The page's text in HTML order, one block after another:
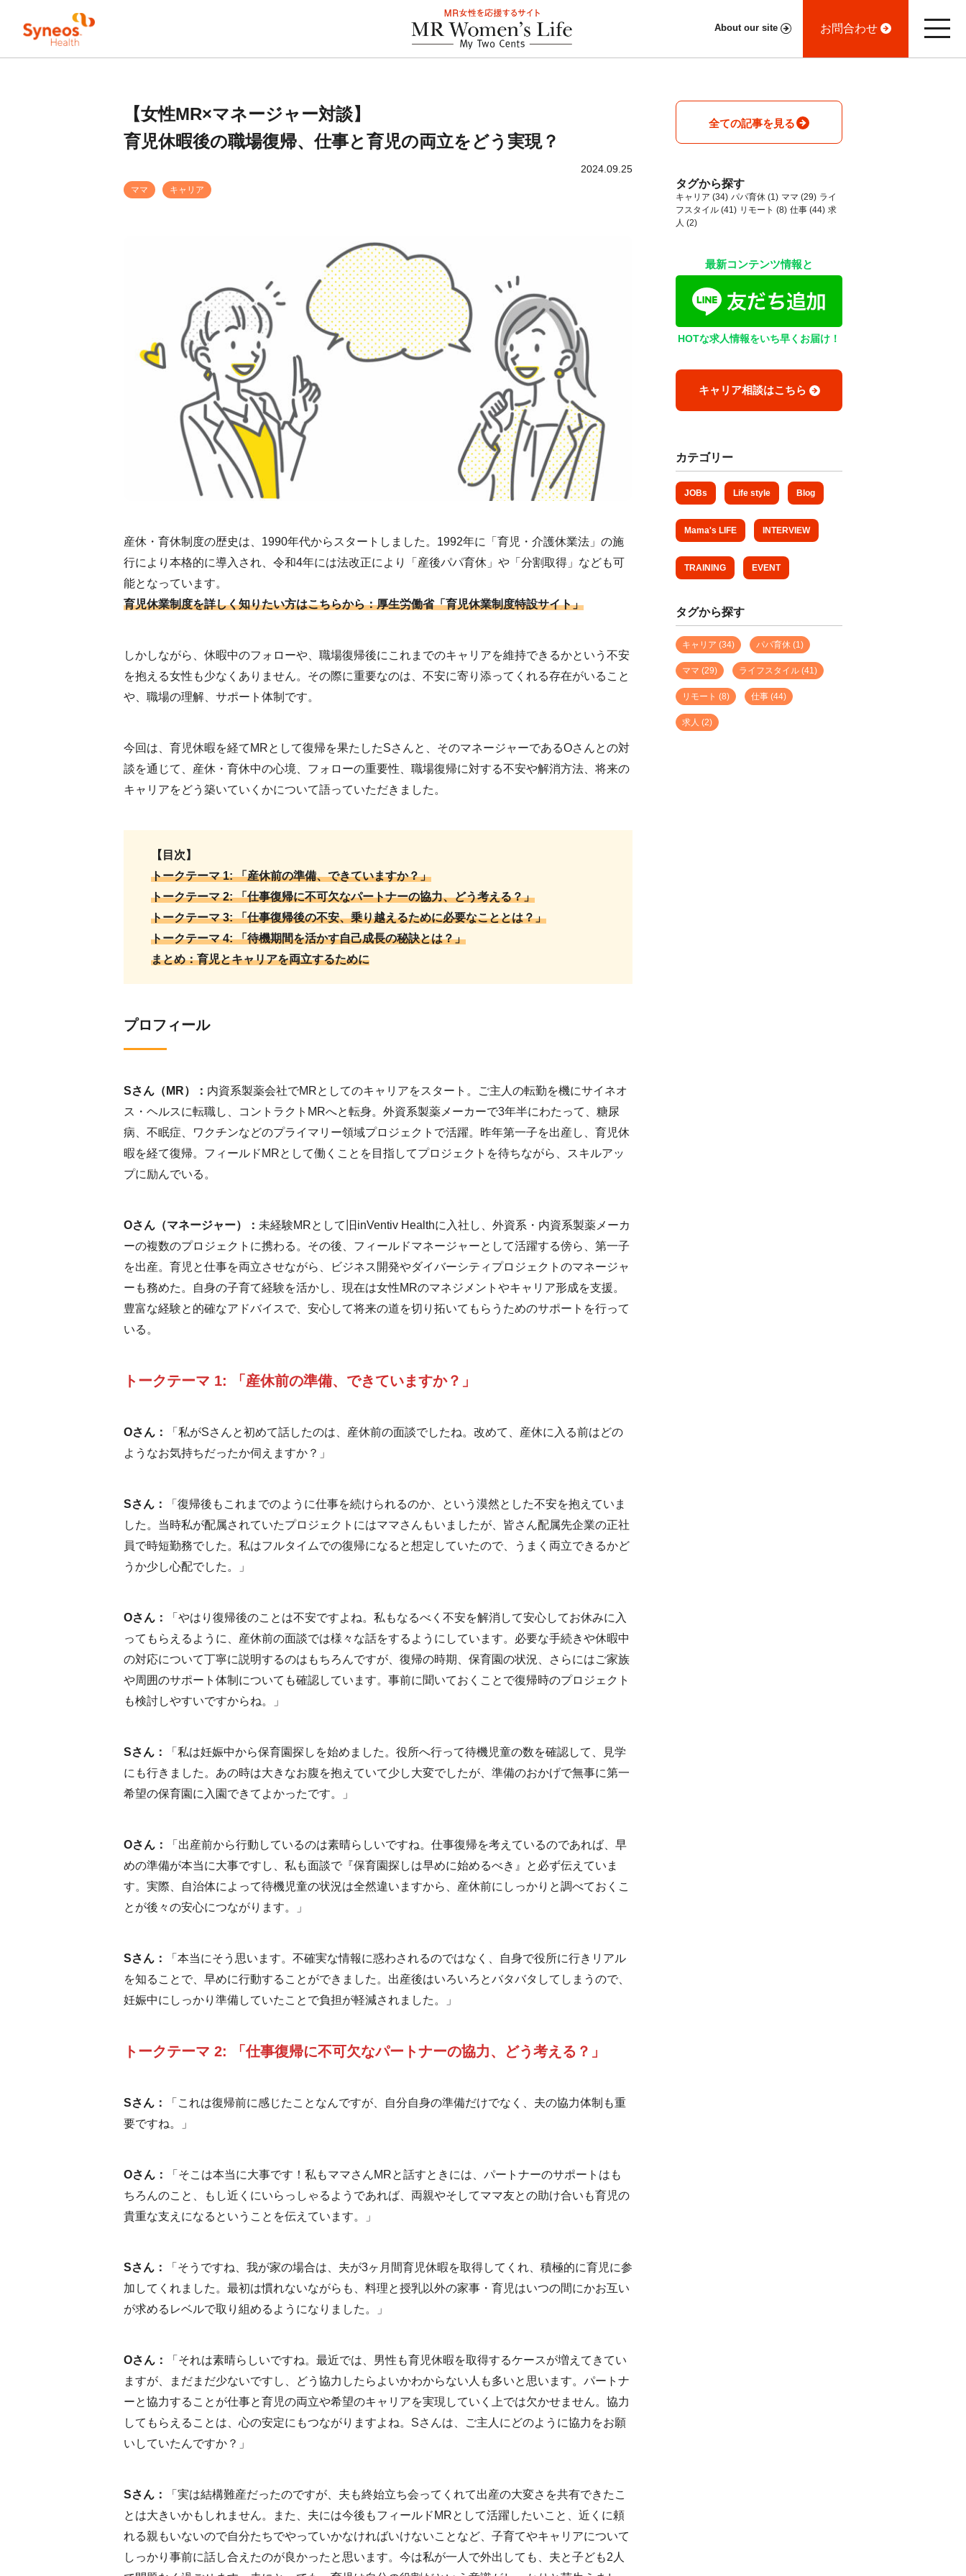
About our site お問合わせ
【女性MR×マネージャー対談】
育児休暇後の職場復帰、仕事と育児の両立をどう実現？
2024.09.25
ママ キャリア
産休・育休制度の歴史は、1990年代からスタートしました。1992年に「育児・介護休業法」の施
行により本格的に導入され、令和4年には法改正により「産後パパ育休」や「分割取得」なども可
能となっています。
育児休業制度を詳しく知りたい方はこちらから：厚生労働省「育児休業制度特設サイト」
しかしながら、休暇中のフォローや、職場復帰後にこれまでのキャリアを維持できるかという不安
を抱える女性も少なくありません。その際に重要なのは、不安に寄り添ってくれる存在がいること
や、職場の理解、サポート体制です。
今回は、育児休暇を経てMRとして復帰を果たしたSさんと、そのマネージャーであるOさんとの対
談を通じて、産休・育休中の心境、フォローの重要性、職場復帰に対する不安や解消方法、将来の
キャリアをどう築いていくかについて語っていただきました。
【目次】
トークテーマ 1: 「産休前の準備、できていますか？」
トークテーマ 2: 「仕事復帰に不可欠なパートナーの協力、どう考える？」
トークテーマ 3: 「仕事復帰後の不安、乗り越えるために必要なこととは？」
トークテーマ 4: 「待機期間を活かす自己成長の秘訣とは？」
まとめ：育児とキャリアを両立するために
プロフィール
Sさん（MR）： 内資系製薬会社でMRとしてのキャリアをスタート。ご主人の転勤を機にサイネオ
ス・ヘルスに転職し、コントラクトMRへと転身。外資系製薬メーカーで3年半にわたって、糖尿
病、不眠症、ワクチンなどのプライマリー領域プロジェクトで活躍。昨年第一子を出産し、育児休
暇を経て復帰。フィールドMRとして働くことを目指してプロジェクトを待ちながら、スキルアッ
プに励んでいる。
Oさん（マネージャー）： 未経験MRとして旧inVentiv Healthに入社し、外資系・内資系製薬メーカ
ーの複数のプロジェクトに携わる。その後、フィールドマネージャーとして活躍する傍ら、第一子
を出産。育児と仕事を両立させながら、ビジネス開発やダイバーシティプロジェクトのマネージャ
ーも務めた。自身の子育て経験を活かし、現在は女性MRのマネジメントやキャリア形成を支援。
豊富な経験と的確なアドバイスで、安心して将来の道を切り拓いてもらうためのサポートを行って
いる。
トークテーマ 1: 「産休前の準備、できていますか？」
Oさん：
「私がSさんと初めて話したのは、産休前の面談でしたね。改めて、産休に入る前はどの
ようなお気持ちだったか伺えますか？」
Sさん：
「復帰後もこれまでのように仕事を続けられるのか、という漠然とした不安を抱えていま
した。当時私が配属されていたプロジェクトにはママさんもいましたが、皆さん配属先企業の正社
員で時短勤務でした。私はフルタイムでの復帰になると想定していたので、うまく両立できるかど
うか少し心配でした。」
Oさん：
「やはり復帰後のことは不安ですよね。私もなるべく不安を解消して安心してお休みに入
ってもらえるように、産休前の面談では様々な話をするようにしています。必要な手続きや休暇中
の対応について丁寧に説明するのはもちろんですが、復帰の時期、保育園の状況、さらにはご家族
や周囲のサポート体制についても確認しています。事前に聞いておくことで復帰時のプロジェクト
も検討しやすいですからね。」
Sさん：
「私は妊娠中から保育園探しを始めました。役所へ行って待機児童の数を確認して、見学
にも行きました。あの時は大きなお腹を抱えていて少し大変でしたが、準備のおかげで無事に第一
希望の保育園に入園できてよかったです。」
Oさん：
「出産前から行動しているのは素晴らしいですね。仕事復帰を考えているのであれば、早
めの準備が本当に大事ですし、私も面談で『保育園探しは早めに始めるべき』と必ず伝えていま
す。実際、自治体によって待機児童の状況は全然違いますから、産休前にしっかりと調べておくこ
とが後々の安心につながります。」
Sさん：
「本当にそう思います。不確実な情報に惑わされるのではなく、自身で役所に行きリアル
を知ることで、早めに行動することができました。出産後はいろいろとバタバタしてしまうので、
妊娠中にしっかり準備していたことで負担が軽減されました。」
トークテーマ 2: 「仕事復帰に不可欠なパートナーの協力、どう考える？」
Sさん：
「これは復帰前に感じたことなんですが、自分自身の準備だけでなく、夫の協力体制も重
要ですね。」
Oさん：
「そこは本当に大事です！私もママさんMRと話すときには、パートナーのサポートはも
ちろんのこと、もし近くにいらっしゃるようであれば、両親やそしてママ友との助け合いも育児の
貴重な支えになるということを伝えています。」
Sさん：
「そうですね、我が家の場合は、夫が3ヶ月間育児休暇を取得してくれ、積極的に育児に参
加してくれました。最初は慣れないながらも、料理と授乳以外の家事・育児はいつの間にかお互い
が求めるレベルで取り組めるようになりました。」
Oさん：
「それは素晴らしいですね。最近では、男性も育児休暇を取得するケースが増えてきてい
ますが、まだまだ少ないですし、どう協力したらよいかわからない人も多いと思います。パートナ
ーと協力することが仕事と育児の両立や希望のキャリアを実現していく上では欠かせません。協力
してもらえることは、心の安定にもつながりますよね。Sさんは、ご主人にどのように協力をお願
いしていたんですか？」
Sさん：
「実は結構難産だったのですが、夫も終始立ち会ってくれて出産の大変さを共有できたこ
とは大きいかもしれません。また、夫には今後もフィールドMRとして活躍したいこと、近くに頼
れる親もいないので自分たちでやっていかなければいけないことなど、子育てやキャリアについて
しっかり事前に話し合えたのが良かったと思います。今は私が一人で外出しても、夫と子ども2人
全ての記事を見る
タグから探す
キャリア (34) パパ育休 (1) ママ (29) ライ
フスタイル (41) リモート (8) 仕事 (44) 求
人 (2)
最新コンテンツ情報と
HOTな求人情報をいち早くお届け！
キャリア相談はこちら
カテゴリー
JOBs Life style Blog
Mama's LIFE INTERVIEW
TRAINING EVENT
タグから探す
キャリア (34) パパ育休 (1)
ママ (29) ライフスタイル (41)
リモート (8) 仕事 (44)
求人 (2)